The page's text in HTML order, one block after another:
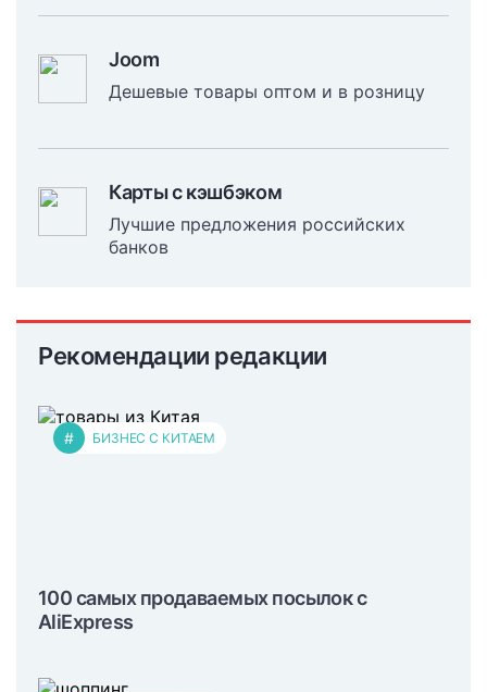
Joom
Дешевые товары оптом и в розницу
Карты с кэшбэком
Лучшие предложения российских
банков
Рекомендации редакции
# БИЗНЕС С КИТАЕМ
100 самых продаваемых посылок с
AliExpress